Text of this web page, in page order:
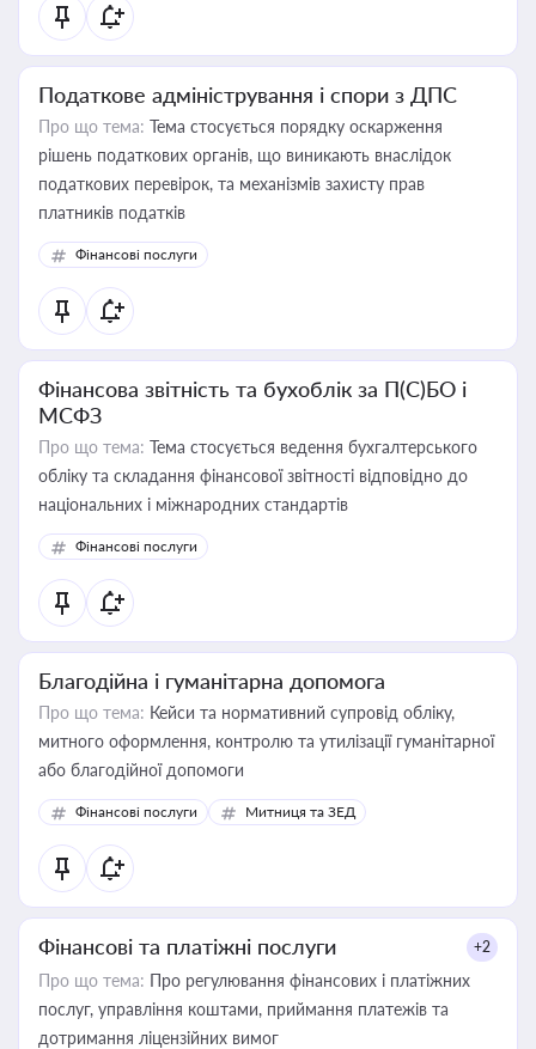
Податкове адміністрування і спори з ДПС
Про що тема: Тема стосується порядку оскарження
рішень податкових органів, що виникають внаслідок
податкових перевірок, та механізмів захисту прав
платників податків
Фінансові послуги
Фінансова звітність та бухоблік за П(С)БО і
МСФЗ
Про що тема: Тема стосується ведення бухгалтерського
обліку та складання фінансової звітності відповідно до
національних і міжнародних стандартів
Фінансові послуги
Благодійна і гуманітарна допомога
Про що тема: Кейси та нормативний супровід обліку,
митного оформлення, контролю та утилізації гуманітарної
або благодійної допомоги
Фінансові послуги Митниця та ЗЕД
Фінансові та платіжні послуги +2
Про що тема: Про регулювання фінансових і платіжних
послуг, управління коштами, приймання платежів та
дотримання ліцензійних вимог